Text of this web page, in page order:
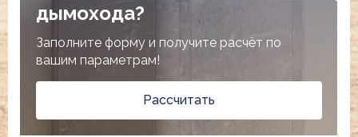
дымохода?
Заполните форму и получите расчёт по
вашим параметрам!
Рассчитать